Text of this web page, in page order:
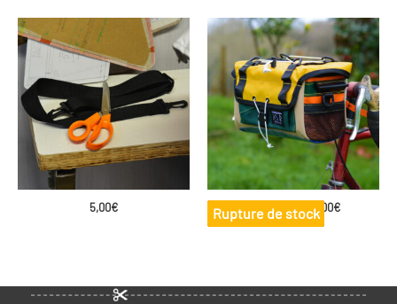
prix :
185,00€
à
210,00€
prix :
185,00€
à
210,00€
5,00€ Rupture de stock
170,00 – 195,00€Plage